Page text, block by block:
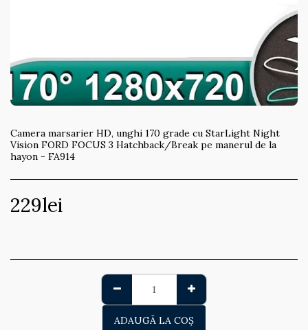
Camera marsarier HD, unghi 170 grade cu StarLight Night
Vision FORD FOCUS 3 Hatchback/Break pe manerul de la
hayon - FA914
229lei
ADAUGĂ LA COŞ